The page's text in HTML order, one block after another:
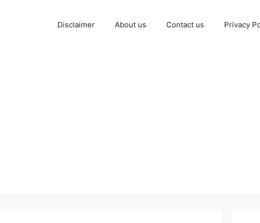
Disclaimer About us Contact us Privacy